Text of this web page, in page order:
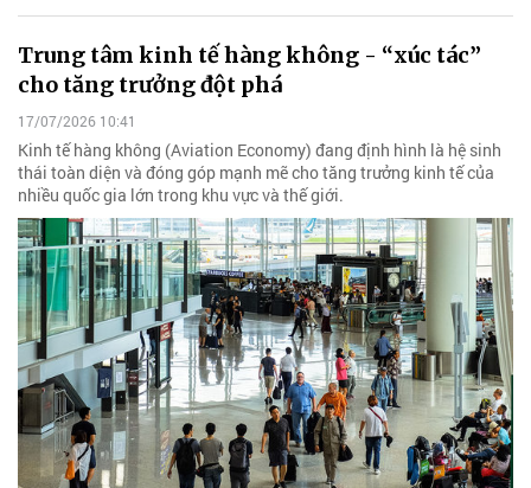
Trung tâm kinh tế hàng không - “xúc tác”
cho tăng trưởng đột phá
17/07/2026 10:41
Kinh tế hàng không (Aviation Economy) đang định hình là hệ sinh
thái toàn diện và đóng góp mạnh mẽ cho tăng trưởng kinh tế của
nhiều quốc gia lớn trong khu vực và thế giới.